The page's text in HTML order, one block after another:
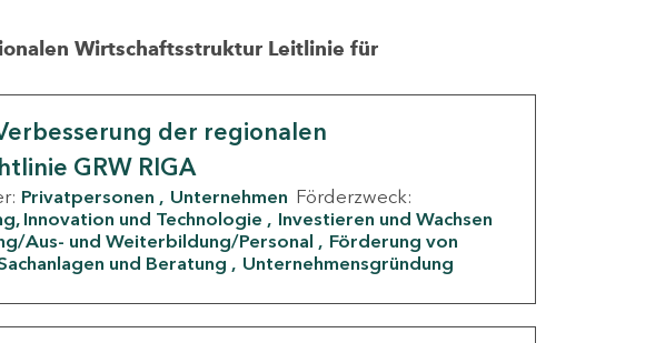
Wirtschaftsstruktur Leitlinie für
der regionalen
GRW RIGA
Privatpersonen Unternehmen Förderzweck:
Innovation und Technologie
Investieren und Wachsen
Aus- und Weiterbildung/Personal
Förderung von
und Beratung Unternehmensgründung